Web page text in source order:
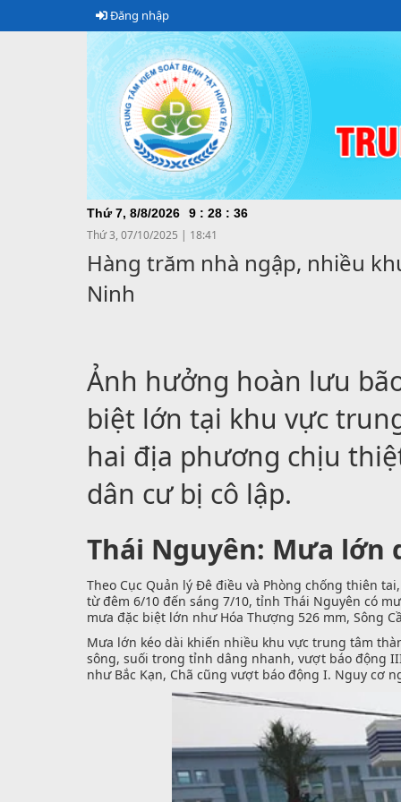
Đăng nhập
Thứ 7, 8/8/2026 9 : 28 : 38
Thứ 3, 07/10/2025 | 18:41
Hàng trăm nhà ngập, nhiều
Ninh
Ảnh hưởng hoàn lưu
biệt lớn tại khu vực
hai địa phương chịu
dân cư bị cô lập.
Thái Nguyên: Mưa lớn
Theo Cục Quản lý Đê điều và Phòng chống thiên
từ đêm 6/10 đến sáng 7/10, tỉnh Thái Nguyên có
mưa đặc biệt lớn như Hóa Thượng 526 mm, Sông
Mưa lớn kéo dài khiến nhiều khu vực trung tâm
sông, suối trong tỉnh dâng nhanh, vượt báo động
như Bắc Kạn, Chã cũng vượt báo động I. Nguy cơ